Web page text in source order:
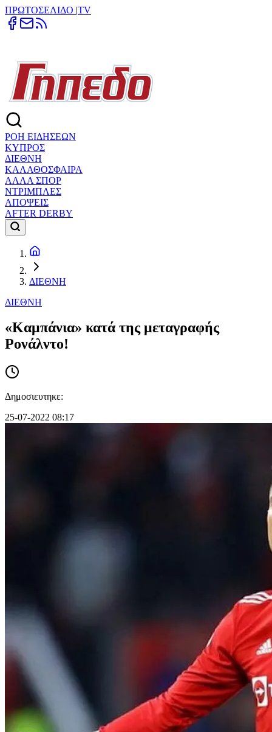
ΠΡΩΤΟΣΕΛΙΔΟ |TV
ΡΟΗ ΕΙΔΗΣΕΩΝ
ΚΥΠΡΟΣ
ΔΙΕΘΝΗ
ΚΑΛΑΘΟΣΦΑΙΡΑ
ΑΛΛΑ ΣΠΟΡ
ΝΤΡΙΜΠΛΕΣ
ΑΠΟΨΕΙΣ
AFTER DERBY
ΔΙΕΘΝΗ
ΔΙΕΘΝΗ
«Καμπάνια» κατά της μεταγραφής
Ρονάλντο!
Δημοσιευτηκε:
25-07-2022 08:17